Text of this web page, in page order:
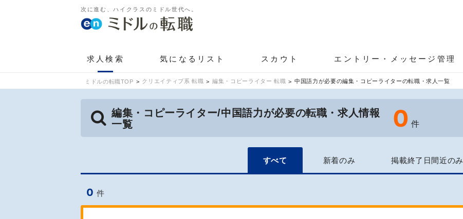
次に進む、ハイクラスのミドル世代へ。
求人検索 気になるリスト スカウト エントリー・メッセージ管理
ミドルの転職TOP クリエイティブ系 転職 編集・コピーライター 転職 中国語力が必要の編集・コピーライターの転職・求人一覧
編集・コピーライター/中国語力が必要の転職・求人情報
一覧
0 件
すべて 新着のみ 掲載終了日間近のみ
0 件